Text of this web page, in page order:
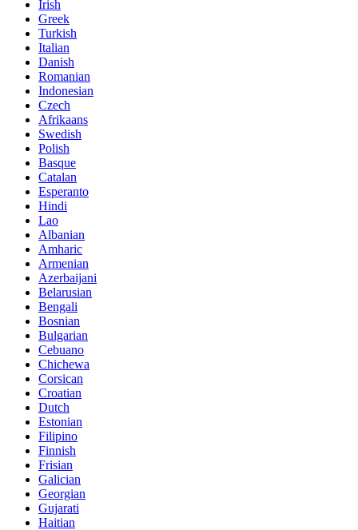
Irish
Greek
Turkish
Italian
Danish
Romanian
Indonesian
Czech
Afrikaans
Swedish
Polish
Basque
Catalan
Esperanto
Hindi
Lao
Albanian
Amharic
Armenian
Azerbaijani
Belarusian
Bengali
Bosnian
Bulgarian
Cebuano
Chichewa
Corsican
Croatian
Dutch
Estonian
Filipino
Finnish
Frisian
Galician
Georgian
Gujarati
Haitian